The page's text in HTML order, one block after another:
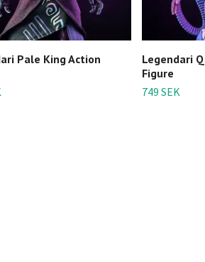
Pale King Action
Legendari
Figure
749 SEK